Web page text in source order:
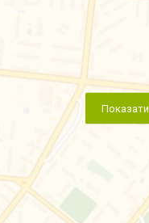
Показати